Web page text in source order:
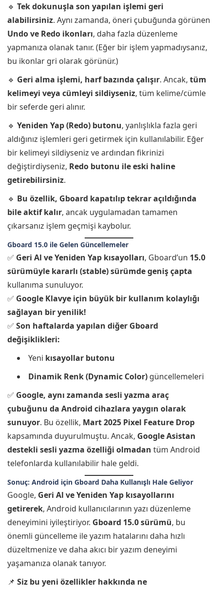
🔹 Tek dokunuşla son yapılan işlemi geri
alabilirsiniz. Aynı zamanda, öneri çubuğunda görünen
Undo ve Redo ikonları, daha fazla düzenleme
yapmanıza olanak tanır. (Eğer bir işlem yapmadıysanız,
bu ikonlar gri olarak görünür.)
🔹 Geri alma işlemi, harf bazında çalışır. Ancak, tüm
kelimeyi veya cümleyi sildiyseniz, tüm kelime/cümle
bir seferde geri alınır.
🔹 Yeniden Yap (Redo) butonu, yanlışlıkla fazla geri
aldığınız işlemleri geri getirmek için kullanılabilir. Eğer
bir kelimeyi sildiyseniz ve ardından fikrinizi
değiştirdiyseniz, Redo butonu ile eski haline
getirebilirsiniz.
🔹 Bu özellik, Gboard kapatılıp tekrar açıldığında
bile aktif kalır, ancak uygulamadan tamamen
çıkarsanız işlem geçmişi kaybolur.
Gboard 15.0 ile Gelen Güncellemeler
✅ Geri Al ve Yeniden Yap kısayolları, Gboard’un 15.0
sürümüyle kararlı (stable) sürümde geniş çapta
kullanıma sunuluyor.
✅ Google Klavye için büyük bir kullanım kolaylığı
sağlayan bir yenilik!
✅ Son haftalarda yapılan diğer Gboard
değişiklikleri:
Yeni kısayollar butonu
Dinamik Renk (Dynamic Color) güncellemeleri
✅ Google, aynı zamanda sesli yazma araç
çubuğunu da Android cihazlara yaygın olarak
sunuyor. Bu özellik, Mart 2025 Pixel Feature Drop
kapsamında duyurulmuştu. Ancak, Google Asistan
destekli sesli yazma özelliği olmadan tüm Android
telefonlarda kullanılabilir hale geldi.
Sonuç: Android için Gboard Daha Kullanışlı Hale Geliyor
Google, Geri Al ve Yeniden Yap kısayollarını
getirerek, Android kullanıcılarının yazı düzenleme
deneyimini iyileştiriyor. Gboard 15.0 sürümü, bu
önemli güncelleme ile yazım hatalarını daha hızlı
düzeltmenize ve daha akıcı bir yazım deneyimi
yaşamanıza olanak tanıyor.
📌 Siz bu yeni özellikler hakkında ne